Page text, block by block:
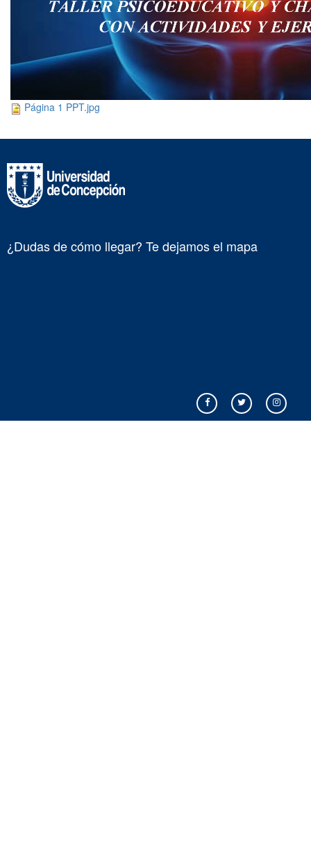
Página 1 PPT.jpg
¿Dudas de cómo llegar? Te dejamos el mapa